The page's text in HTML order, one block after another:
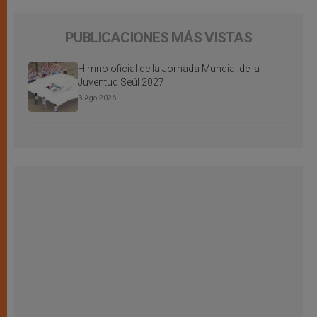
PUBLICACIONES MÁS VISTAS
Himno oficial de la Jornada Mundial de la
Juventud Seúl 2027
3 Ago 2026